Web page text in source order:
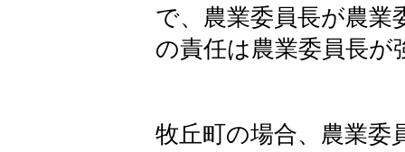
で、農業委員長が農業
の責任は農業委員長
牧丘町の場合、農業委